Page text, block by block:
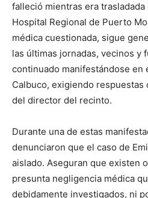
falleció mientras era trasladada
Hospital Regional de Puerto
médica cuestionada, sigue
las últimas jornadas, vecinos y
continuado manifestándose en
Calbuco, exigiendo respuestas
del director del recinto.
Durante una de estas
denunciaron que el caso de
aislado. Aseguran que existen
presunta negligencia médica
debidamente investigados, ni